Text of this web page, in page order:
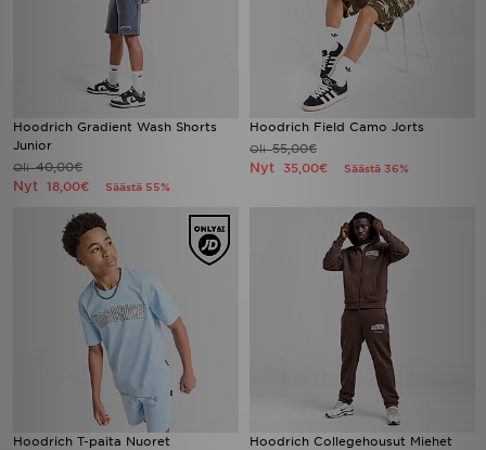
Hoodrich Gradient Wash Shorts
Junior
Oli40,00€
Nyt 18,00€ Säästä 55%
Hoodrich Field Camo Jorts
Oli55,00€
Nyt 35,00€ Säästä 36%
Hoodrich T-paita Nuoret Hoodrich Collegehousut Miehet